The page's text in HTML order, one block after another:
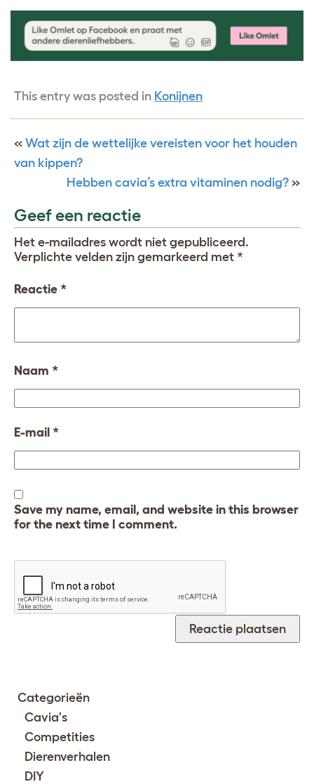
This entry was posted in Konijnen
« Wat zijn de wettelijke vereisten voor het houden
van kippen?
Hebben cavia’s extra vitaminen nodig? »
Geef een reactie
Het e-mailadres wordt niet gepubliceerd.
Verplichte velden zijn gemarkeerd met *
Reactie *
Naam *
E-mail *
Save my name, email, and website in this browser
for the next time I comment.
Categorieën
Cavia's
Competities
Dierenverhalen
DIY